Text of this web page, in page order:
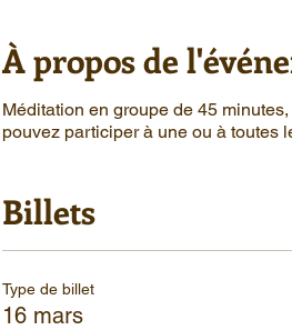
À propos de
Méditation en groupe de 45
pouvez participer à une ou à toutes
Billets
Type de billet
16 mars